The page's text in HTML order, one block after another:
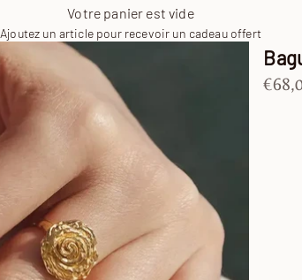
Votre panier est vide
Ajoutez un article pour recevoir un cadeau offert
Prix